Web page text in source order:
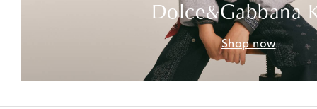
Dolce&Gabbana
Shop now